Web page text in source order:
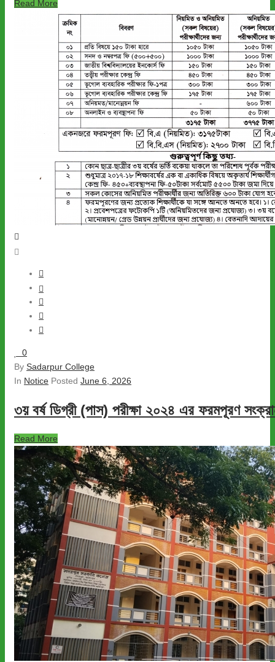
Read More
0
By Sadarpur College
In Notice Posted June 6, 2026
৩য় বর্ষ ডিগ্রী (পাস) পরীক্ষা ২০২৪ এর ফরমপূরণ
Read More